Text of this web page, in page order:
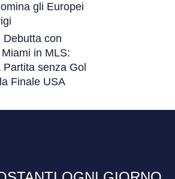
gli Europei
Debutta con
Miami in MLS:
Partita senza Gol
Finale USA